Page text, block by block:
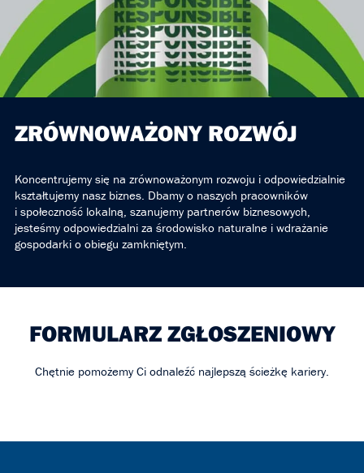
ZRÓWNOWAŻONY ROZWÓJ
Koncentrujemy się na zrównoważonym rozwoju i odpowiedzialnie
kształtujemy nasz biznes. Dbamy o naszych pracowników
i społeczność lokalną, szanujemy partnerów biznesowych,
jesteśmy odpowiedzialni za środowisko naturalne i wdrażanie
gospodarki o obiegu zamkniętym.
FORMULARZ ZGŁOSZENIOWY
Chętnie pomożemy Ci odnaleźć najlepszą ścieżkę kariery.